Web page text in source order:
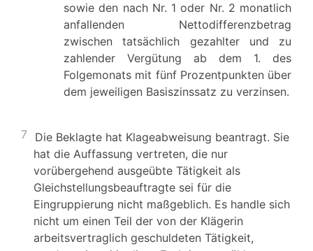
sowie den nach Nr. 1 oder Nr. 2 monatlich
anfallenden Nettodifferenzbetrag
zwischen tatsächlich gezahlter und zu
zahlender Vergütung ab dem 1. des
Folgemonats mit fünf Prozentpunkten über
dem jeweiligen Basiszinssatz zu verzinsen.
7
Die Beklagte hat Klageabweisung beantragt. Sie
hat die Auffassung vertreten, die nur
vorübergehend ausgeübte Tätigkeit als
Gleichstellungsbeauftragte sei für die
Eingruppierung nicht maßgeblich. Es handle sich
nicht um einen Teil der von der Klägerin
arbeitsvertraglich geschuldeten Tätigkeit,